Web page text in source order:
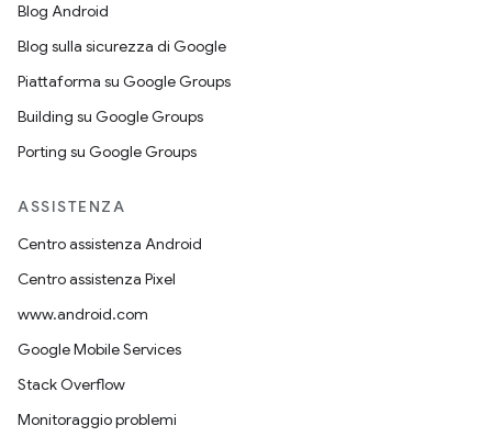
Blog Android
Blog sulla sicurezza di Google
Piattaforma su Google Groups
Building su Google Groups
Porting su Google Groups
ASSISTENZA
Centro assistenza Android
Centro assistenza Pixel
www.android.com
Google Mobile Services
Stack Overflow
Monitoraggio problemi